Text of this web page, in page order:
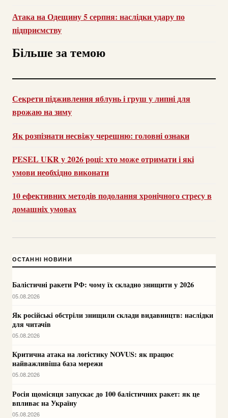
Атака на Одещину 5 серпня: наслідки удару по
підприємству
Більше за темою
Секрети підживлення яблунь і груш у липні для
врожаю на зиму
Як розпізнати несвіжу черешню: головні ознаки
PESEL UKR у 2026 році: хто може отримати і які
умови необхідно виконати
10 ефективних методів подолання хронічного стресу в
домашніх умовах
ОСТАННІ НОВИНИ
Балістичні ракети РФ: чому їх складно знищити у 2026
05.08.2026
Як російські обстріли знищили склади видавництв: наслідки
для читачів
05.08.2026
Критична атака на логістику NOVUS: як працює
найважливіша база мережи
05.08.2026
Росія щомісяця запускає до 100 балістичних ракет: як це
впливає на Україну
05.08.2026